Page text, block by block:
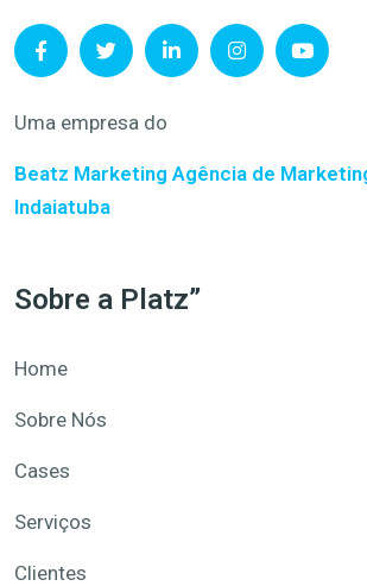
Uma empresa do
Beatz Marketing Agência de
Indaiatuba
Sobre a Platz”
Home
Sobre Nós
Cases
Serviços
Clientes